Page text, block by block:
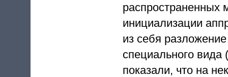
распространенных
инициализации
из себя
специального
показали, что на